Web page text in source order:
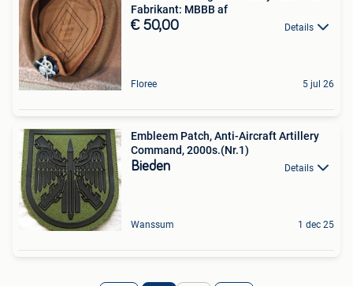
Fabrikant: MBBB af
€ 50,00 Details
Floree 5 jul 26
Embleem Patch, Anti-Aircraft Artillery
Command, 2000s.(Nr.1)
Bieden Details
Wanssum 1 dec 25